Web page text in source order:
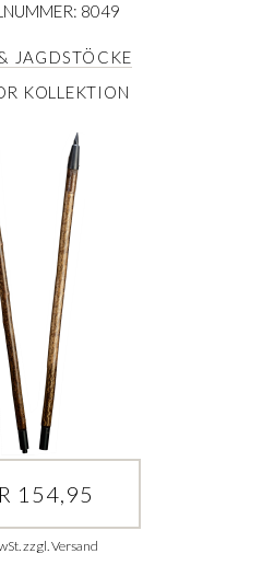
8049
JAGDSTÖCKE
KOLLEKTION
154,95
zzgl. Versand